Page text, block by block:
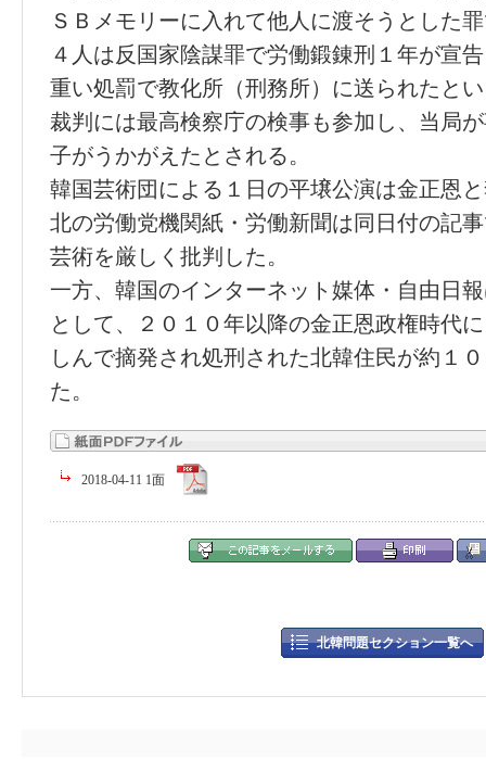
ＳＢメモリーに入れて他人に渡そうとした
４人は反国家陰謀罪で労働鍛錬刑１年が宣
重い処罰で教化所（刑務所）に送られたと
裁判には最高検察庁の検事も参加し、当局
子がうかがえたとされる。
韓国芸術団による１日の平壌公演は金正恩
北の労働党機関紙・労働新聞は同日付の記
芸術を厳しく批判した。
一方、韓国のインターネット媒体・自由日
として、２０１０年以降の金正恩政権時代
しんで摘発され処刑された北韓住民が約１
た。
2018-04-11 1面
北韓問題セクション一覧へ